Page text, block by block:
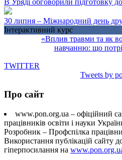
В Уряді обговорили підготовку
30 липня – Міжнародний день
Інтерактивний курс
«Вплив травми та як
навчанню: що
TWITTER
Tweets by
Про сайт
www.pon.org.ua – офіційний
працівників освіти і науки
Розробник – Профспілка
Використання публікацій сайту
гіперпосилання на